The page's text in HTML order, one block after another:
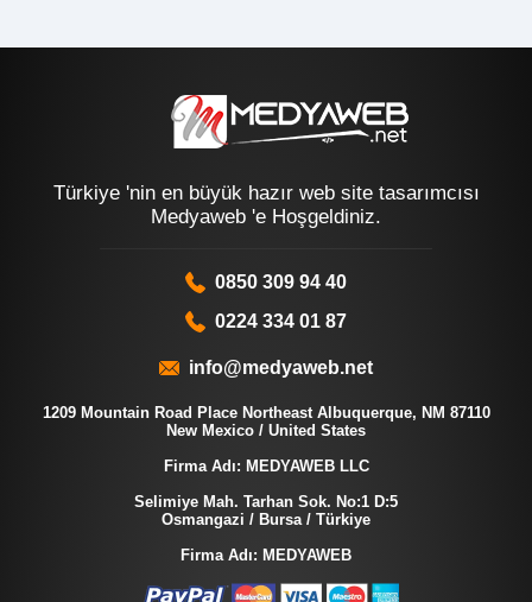
Türkiye 'nin en büyük hazır web site tasarımcısı
Medyaweb 'e Hoşgeldiniz.
0850 309 94 40
0224 334 01 87
info@medyaweb.net
1209 Mountain Road Place Northeast Albuquerque, NM 87110
New Mexico / United States
Firma Adı: MEDYAWEB LLC
Selimiye Mah. Tarhan Sok. No:1 D:5
Osmangazi / Bursa / Türkiye
Firma Adı: MEDYAWEB